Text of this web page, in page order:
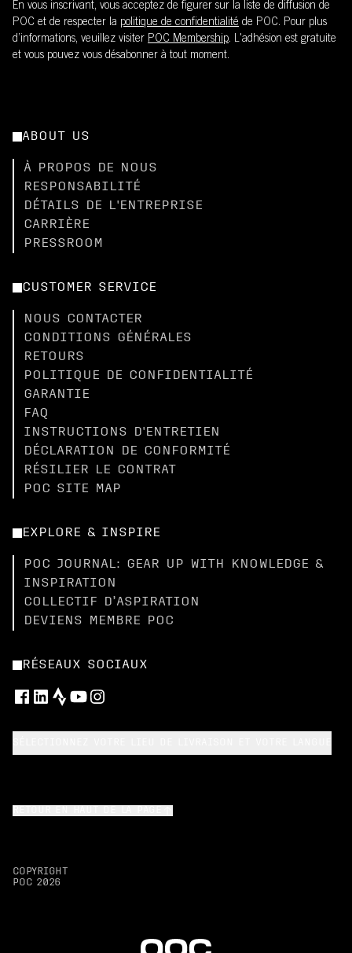
En vous inscrivant, vous acceptez de figurer sur la liste de diffusion de
POC et de respecter la politique de confidentialité de POC. Pour plus
d’informations, veuillez visiter POC Membership. L'adhésion est gratuite
et vous pouvez vous désabonner à tout moment.
ABOUT US
À PROPOS DE NOUS
RESPONSABILITÉ
DÉTAILS DE L'ENTREPRISE
CARRIÈRE
PRESSROOM
CUSTOMER SERVICE
NOUS CONTACTER
CONDITIONS GÉNÉRALES
RETOURS
POLITIQUE DE CONFIDENTIALITÉ
GARANTIE
FAQ
INSTRUCTIONS D'ENTRETIEN
DÉCLARATION DE CONFORMITÉ
RÉSILIER LE CONTRAT
POC SITE MAP
EXPLORE & INSPIRE
POC JOURNAL: GEAR UP WITH KNOWLEDGE &
INSPIRATION
COLLECTIF D’ASPIRATION
DEVIENS MEMBRE POC
RÉSEAUX SOCIAUX
COPYRIGHT
POC 2026